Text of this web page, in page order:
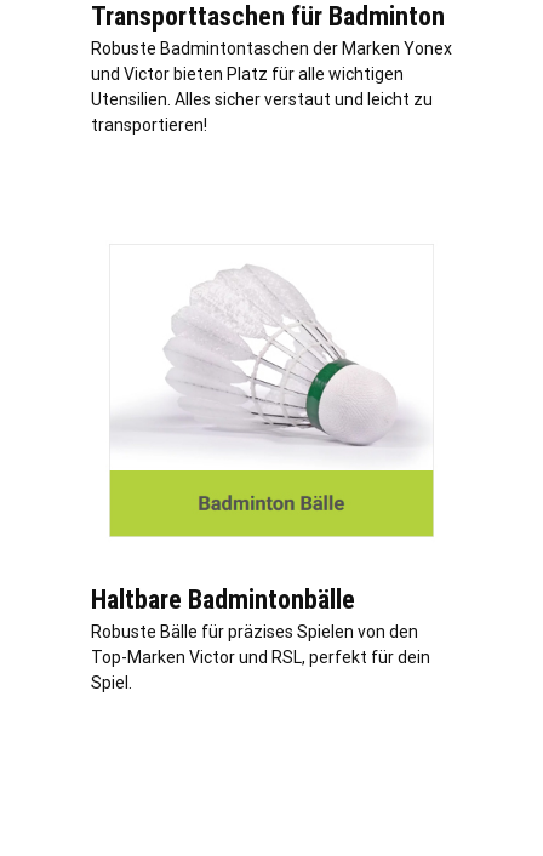
Transporttaschen für Badminton
Robuste Badmintontaschen der Marken Yonex
und Victor bieten Platz für alle wichtigen
Utensilien. Alles sicher verstaut und leicht zu
transportieren!
Haltbare Badmintonbälle
Robuste Bälle für präzises Spielen von den
Top-Marken Victor und RSL, perfekt für dein
Spiel.